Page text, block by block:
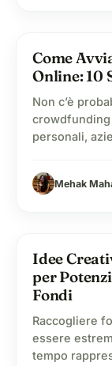
lightbulb
Come
Online: 10
Non c’è
personali,
hanno
perchéMehak
lightbulb
Idee
per
Fondi
Raccogliere
essere
tempo